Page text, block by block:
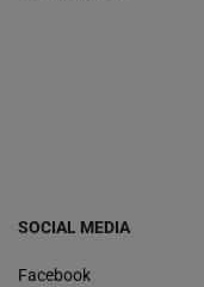
SOCIAL MEDIA
Facebook